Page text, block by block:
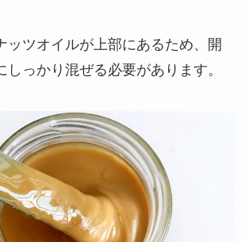
ッツオイルが上部にあるため、
開
しっかり混ぜる必要があります。